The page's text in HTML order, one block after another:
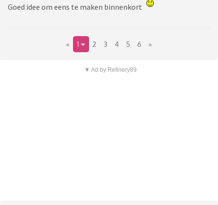
Goed idee om eens te maken binnenkort
« 1 2 3 4 5 6 »
▼ Ad by Refinery89